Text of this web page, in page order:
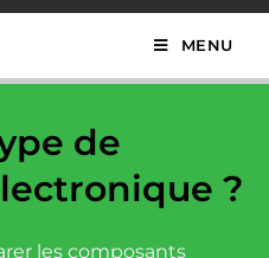
MENU
de
?
les composants